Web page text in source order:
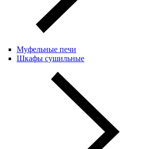
Муфельные печи
Шкафы сушильные